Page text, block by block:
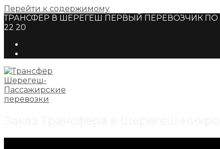
Перейти к содержимому
ТРАНСФЕР В ШЕРЕГЕШ ПЕРВЫЙ ПЕРЕВОЗЧИК ПО
22 20